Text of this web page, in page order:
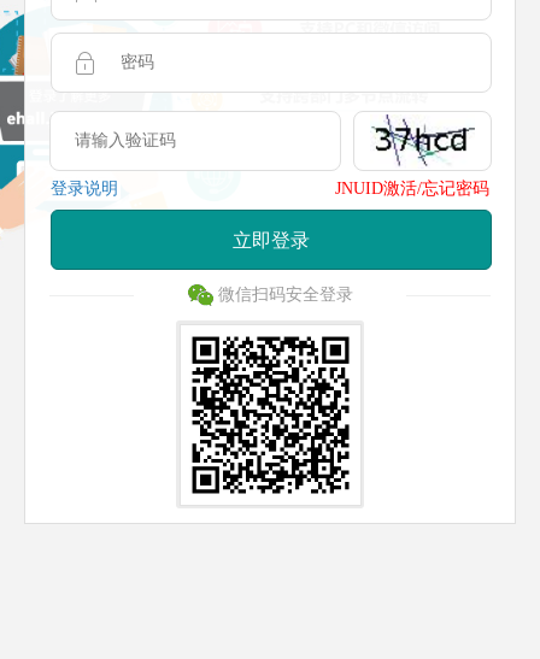
登录说明 JNUID激活/忘记密码
立即登录
微信扫码安全登录